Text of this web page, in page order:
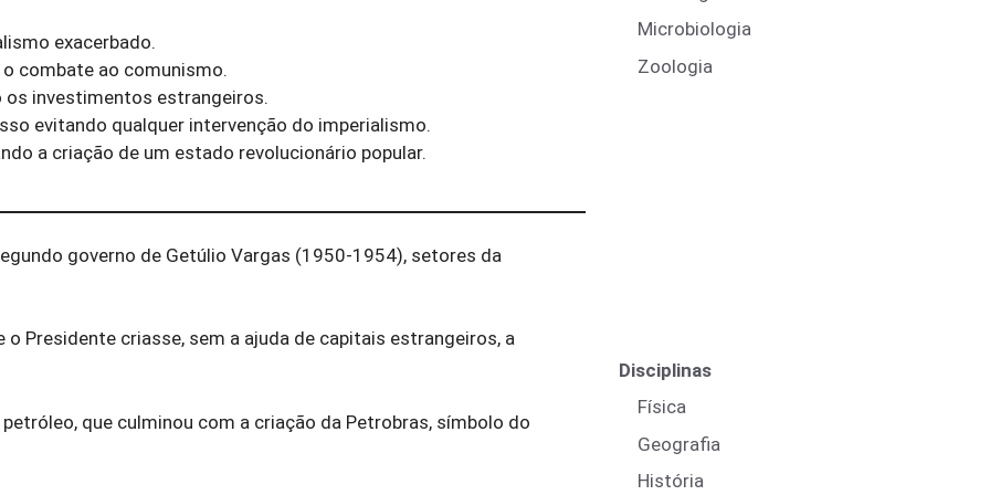
exacerbado.
combate ao comunismo.
investimentos estrangeiros.
evitando qualquer intervenção do imperialismo.
a criação de um estado revolucionário popular.
governo de Getúlio Vargas (1950-1954), setores da
Presidente criasse, sem a ajuda de capitais estrangeiros, a
que culminou com a criação da Petrobras, símbolo do
Microbiologia
Zoologia
Disciplinas
Física
Geografia
História